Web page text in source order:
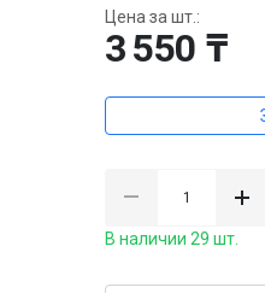
Цена за шт.:
3 550 ₸
В наличии 29 шт.